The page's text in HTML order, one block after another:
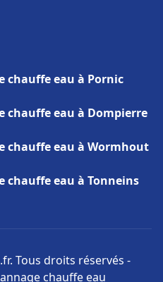
chauffe eau à Pornic
eau à Dompierre
chauffe eau à Wormhout
eau à Tonneins
Tous droits réservés -
chauffe eau